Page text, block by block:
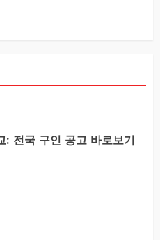
: 전국 구인 공고 바로보기